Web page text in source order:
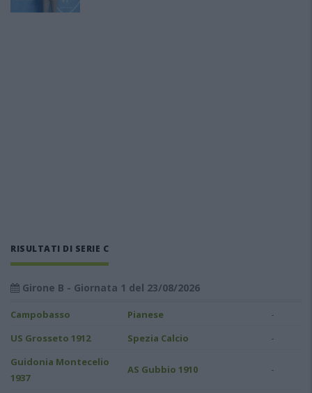
RISULTATI DI SERIE C
Girone B - Giornata 1 del 23/08/2026
Campobasso Pianese -
US Grosseto 1912 Spezia Calcio -
Guidonia Montecelio
1937
AS Gubbio 1910 -